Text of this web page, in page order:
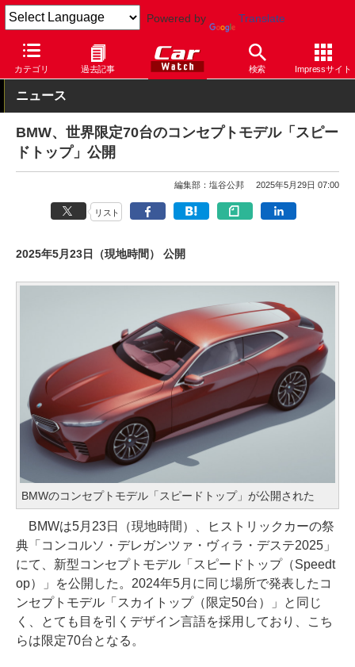
Powered by Translate
カテゴリ 過去記事 検索 Impressサイト
Car Watch 自動車
ニュース
BMW、世界限定70台のコンセプトモデル「スピー
ドトップ」公開
編集部：塩谷公邦 2025年5月29日 07:00
リスト
2025年5月23日（現地時間） 公開
BMWのコンセプトモデル「スピードトップ」が公開された
BMWは5月23日（現地時間）、ヒストリックカーの祭
典「コンコルソ・デレガンツァ・ヴィラ・デステ2025」
にて、新型コンセプトモデル「スピードトップ（Speedt
op）」を公開した。2024年5月に同じ場所で発表したコ
ンセプトモデル「スカイトップ（限定50台）」と同じ
く、とても目を引くデザイン言語を採用しており、こち
らは限定70台となる。